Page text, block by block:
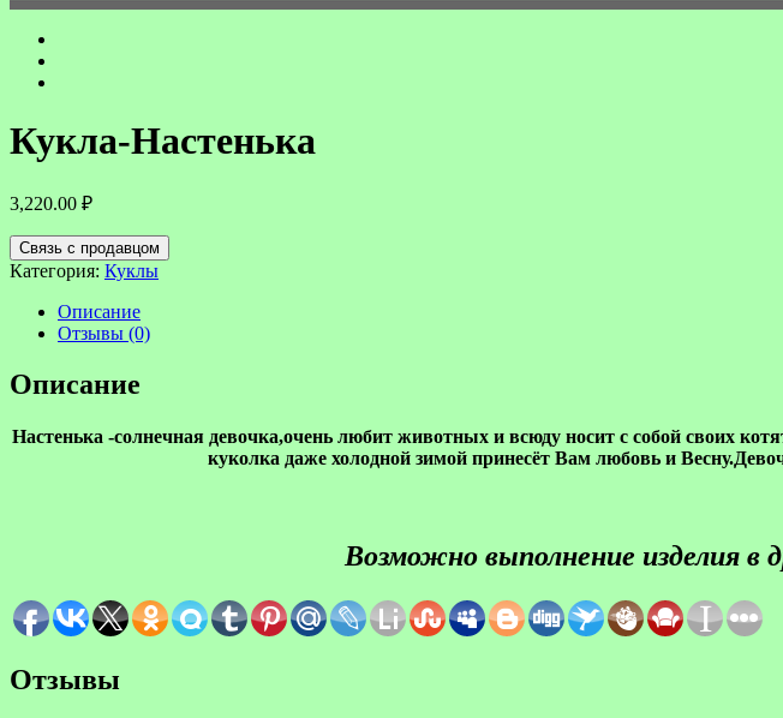
Кукла-Настенька
3,220.00 ₽
Связь с продавцом
Категория: Куклы
Описание
Отзывы (0)
Описание
Настенька -солнечная девочка,очень любит животных и всюду носит с собой своих
куколка даже холодной зимой принесёт Вам любовь и
Возможно выполнение изделия в
Отзывы